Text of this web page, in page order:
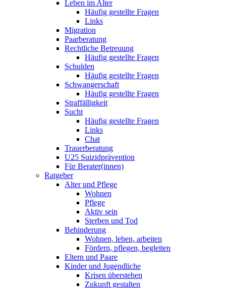
Leben im Alter
Häufig gestellte Fragen
Links
Migration
Paarberatung
Rechtliche Betreuung
Häufig gestellte Fragen
Schulden
Häufig gestellte Fragen
Schwangerschaft
Häufig gestellte Fragen
Straffälligkeit
Sucht
Häufig gestellte Fragen
Links
Chat
Trauerberatung
U25 Suizidprävention
Für Berater(innen)
Ratgeber
Alter und Pflege
Wohnen
Pflege
Aktiv sein
Sterben und Tod
Behinderung
Wohnen, leben, arbeiten
Fördern, pflegen, begleiten
Eltern und Paare
Kinder und Jugendliche
Krisen überstehen
Zukunft gestalten